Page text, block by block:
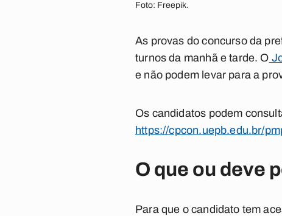
Foto: Freepik.
As provas do concurso da
turnos da manhã e tarde. O
e não podem levar para a
Os candidatos podem
https://cpcon.uepb.edu.br/
O que ou deve
Para que o candidato tem